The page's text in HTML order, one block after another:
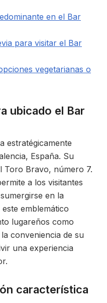
en el Bar
para visitar el Bar
vegetarianas o
ubicado el Bar
estratégicamente
España. Su
Toro Bravo, número 7.
a los visitantes
en la
emblemático
lugareños como
conveniencia de su
una experiencia
característica